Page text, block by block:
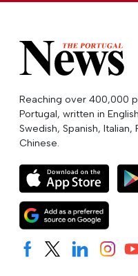
Reaching over 400,000
Portugal, written in
Swedish, Spanish, Italian,
Chinese.